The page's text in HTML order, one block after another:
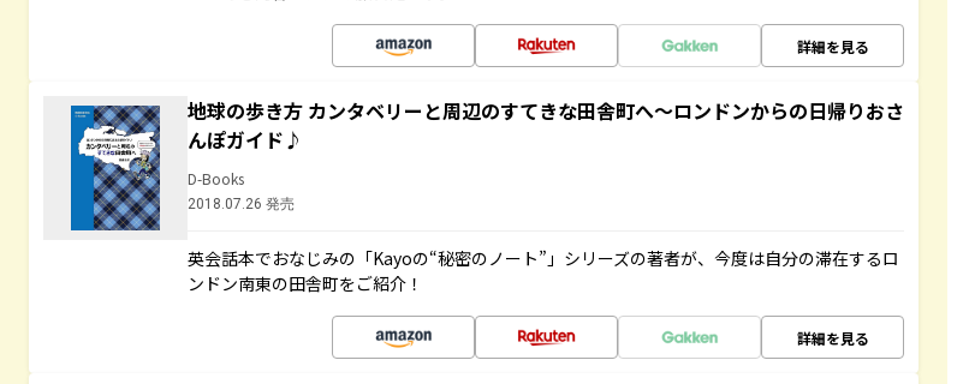
詳細を見る
地球の歩き方 カンタベリーと周辺のすてきな田舎町へ～ロンドンからの日帰りおさ
んぽガイド♪
D-Books
2018.07.26 発売
英会話本でおなじみの「Kayoの“秘密のノート”」シリーズの著者が、今度は自分の滞在するロ
ンドン南東の田舎町をご紹介！
詳細を見る